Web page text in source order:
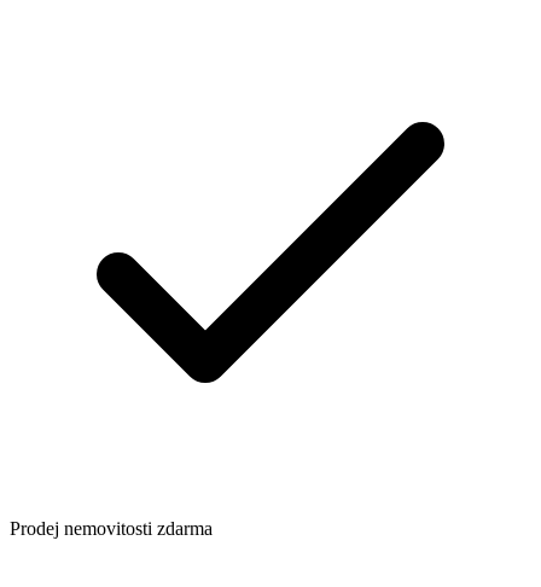
Prodej nemovitosti zdarma